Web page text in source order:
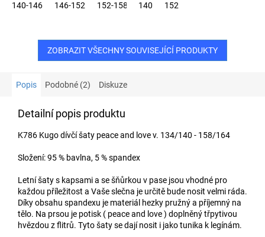
140-146 146-152 152-158 140 152
ZOBRAZIT VŠECHNY SOUVISEJÍCÍ PRODUKTY
Popis Podobné (2) Diskuze
Detailní popis produktu
K786 Kugo dívčí šaty peace and love v. 134/140 - 158/164
Složení: 95 % bavlna, 5 % spandex
Letní šaty s kapsami a se šňůrkou v pase jsou vhodné pro
každou příležitost a Vaše slečna je určitě bude nosit velmi ráda.
Díky obsahu spandexu je materiál hezky pružný a příjemný na
tělo. Na prsou je potisk ( peace and love ) doplněný třpytivou
hvězdou z flitrů. Tyto šaty se dají nosit i jako tunika k legínám.